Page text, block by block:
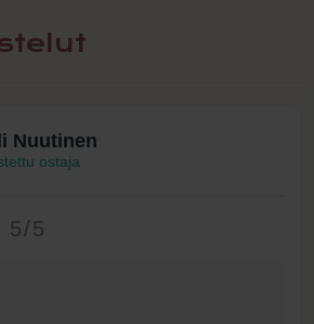
Nuutinen
ostaja
5/5